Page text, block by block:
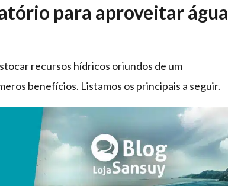
para aproveitar água
recursos hídricos oriundos de um
benefícios. Listamos os principais a seguir.